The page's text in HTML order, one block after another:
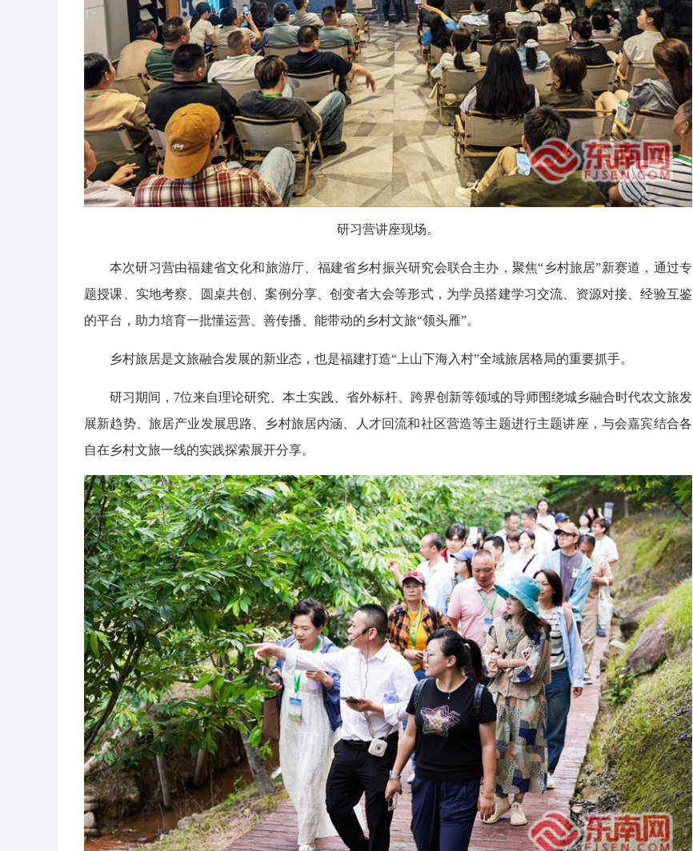
研习营讲座现场。
本次研习营由福建省文化和旅游厅、福建省乡村振兴研究会联合主办，聚焦“乡村旅居”新赛道，通过专
题授课、实地考察、圆桌共创、案例分享、创变者大会等形式，为学员搭建学习交流、资源对接、经验互鉴
的平台，助力培育一批懂运营、善传播、能带动的乡村文旅“领头雁”。
乡村旅居是文旅融合发展的新业态，也是福建打造“上山下海入村”全域旅居格局的重要抓手。
研习期间，7位来自理论研究、本土实践、省外标杆、跨界创新等领域的导师围绕城乡融合时代农文旅发
展新趋势、旅居产业发展思路、乡村旅居内涵、人才回流和社区营造等主题进行主题讲座，与会嘉宾结合各
自在乡村文旅一线的实践探索展开分享。